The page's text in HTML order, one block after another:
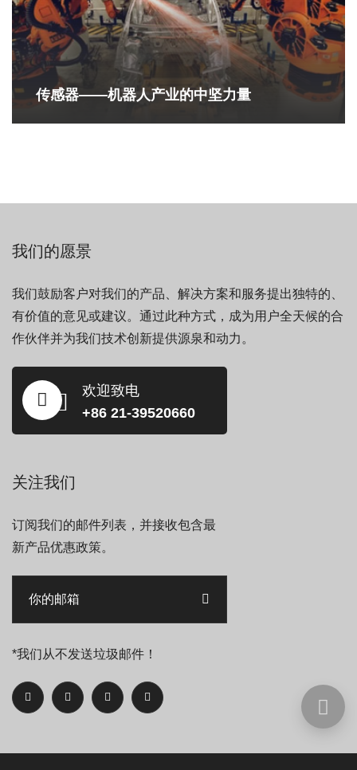
传感器——机器人产业的中坚力量
我们的愿景
我们鼓励客户对我们的产品、解决方案和服务提出独特的、
有价值的意见或建议。通过此种方式，成为用户全天候的合
作伙伴并为我们技术创新提供源泉和动力。
欢迎致电
+86 21-39520660
关注我们
订阅我们的邮件列表，并接收包含最
新产品优惠政策。
*我们从不发送垃圾邮件！